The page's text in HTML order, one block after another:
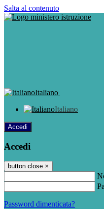
Salta al contenuto
Italiano
Italiano
Accedi
Accedi
button close ×
Password dimenticata?